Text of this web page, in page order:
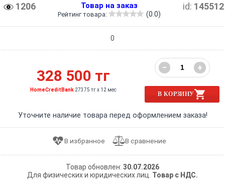
1206 id: 145512
Товар на заказ
Рейтинг товара: (0.0)
0
328 500 тг
HomeCreditBank 27375 тг x 12 мес
− +
В КОРЗИНУ
Уточните наличие товара перед оформлением заказа!
Товар обновлен: 30.07.2026
Для физических и юридических лиц. Товар с НДС.